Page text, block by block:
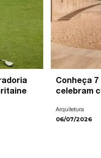
Conheça
celebram
Arquitetura
06/07/2026